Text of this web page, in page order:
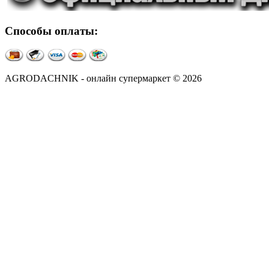
Способы оплаты:
AGRODACHNIK - онлайн супермаркет © 2026